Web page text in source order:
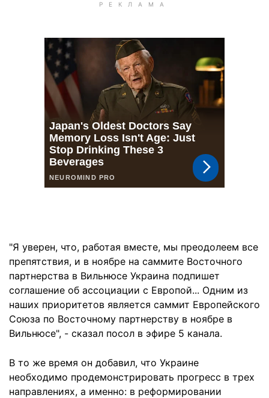
"Я уверен, что, работая вместе, мы преодолеем все
препятствия, и в ноябре на саммите Восточного
партнерства в Вильнюсе Украина подпишет
соглашение об ассоциации с Европой... Одним из
наших приоритетов является саммит Европейского
Союза по Восточному партнерству в ноябре в
Вильнюсе", - сказал посол в эфире 5 канала.
В то же время он добавил, что Украине
необходимо продемонстрировать прогресс в трех
направлениях, а именно: в реформировании